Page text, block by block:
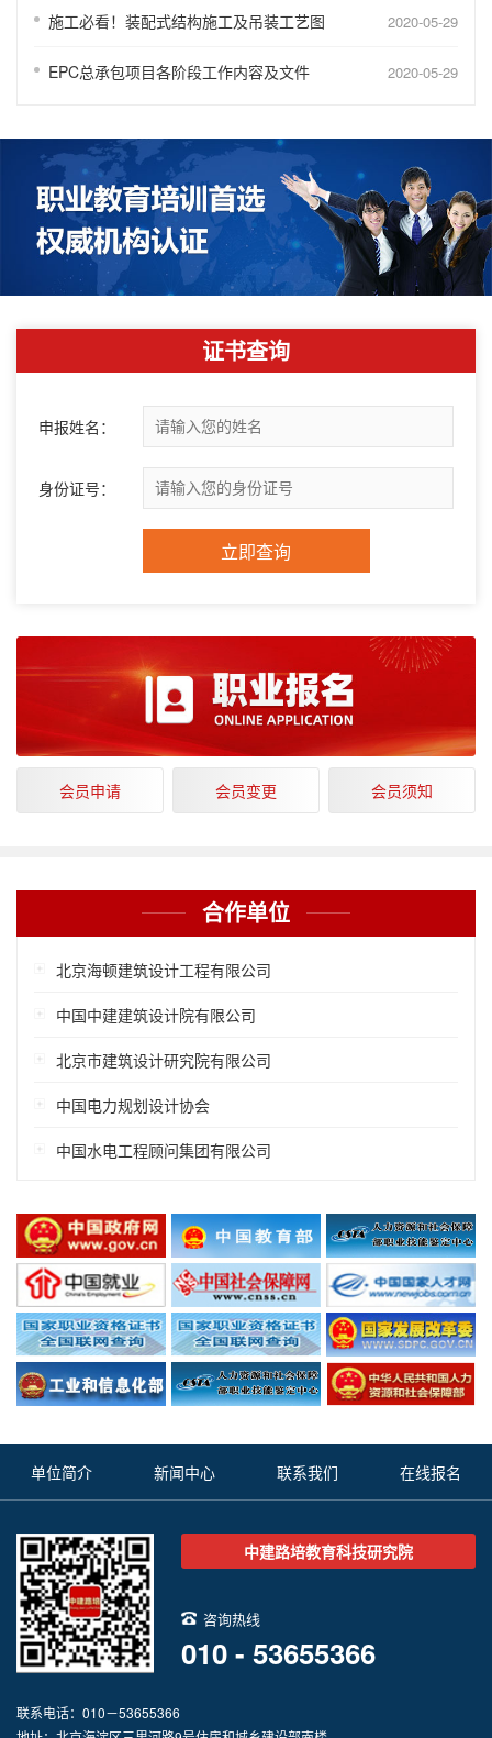
施工必看！装配式结构施工及吊装工艺图 2020-05-29
EPC总承包项目各阶段工作内容及文件 2020-05-29
证书查询
申报姓名：
身份证号：
立即查询
会员申请 会员变更 会员须知
合作单位
北京海顿建筑设计工程有限公司
中国中建建筑设计院有限公司
北京市建筑设计研究院有限公司
中国电力规划设计协会
中国水电工程顾问集团有限公司
单位简介 新闻中心 联系我们 在线报名
中建路培教育科技研究院
咨询热线
010 - 53655366
联系电话：010－53655366